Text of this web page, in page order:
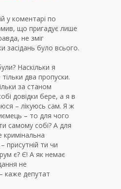
у коментарі по
що пригадує лише
не зміг
засідань було всього.
Наскільки я
два пропуски.
за станом
довідки бере, а я в
– лікуюсь сам. Я ж
– то для чого
самому собі? А для
присутній ти чи
є? Є! А як немає
не
каже депутат